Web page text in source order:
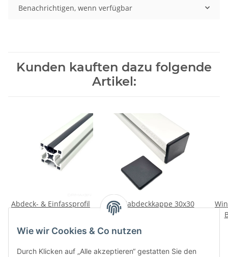
Wie wir Cookies & Co nutzen
Durch Klicken auf „Alle akzeptieren“ gestatten Sie den
Benachrichtigen, wenn verfügbar
Kunden kauften dazu folgende
Artikel:
Abdeck- & Einfassprofil
2,19 €
Profilabdeckkappe 30x30